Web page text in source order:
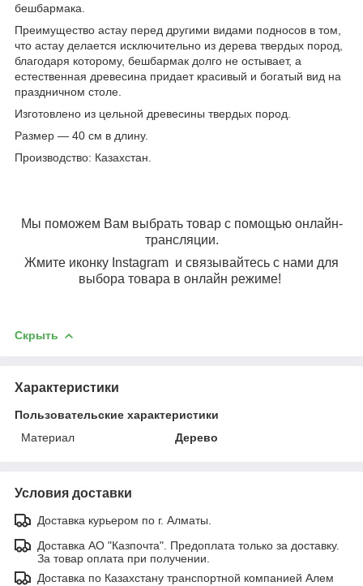
бешбармака.
Преимущество астау перед другими видами подносов в том,
что астау делается исключительно из дерева твердых пород,
благодаря которому, бешбармак долго не остывает, а
естественная древесина придает красивый и богатый вид на
праздничном столе.
Изготовлено из цельной древесины твердых пород.
Размер ― 40 см в длину.
Производство: Казахстан.
Мы поможем Вам выбрать товар с помощью онлайн-
трансляции.
Жмите иконку Instagram и связывайтесь с нами для
выбора товара в онлайн режиме!
Скрыть
Характеристики
Пользовательские характеристики
Материал
Дерево
Условия доставки
Доставка курьером по г. Алматы.
Доставка АО "Казпочта". Предоплата только за доставку.
За товар оплата при получении.
Доставка по Казахстану транспортной компанией Алем